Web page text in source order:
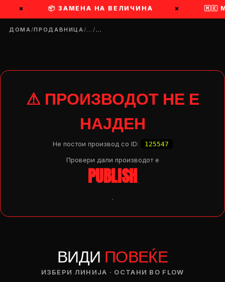
× 📦 ЗАМЕНА НА ВЕЛИЧИНА × 🇲🇰
ДОМА/ПРОДАВНИЦА/…/…
⚠ ПРОИЗВОДОТ НЕ Е
НАЈДЕН
Не постои производ со ID: 125547
Провери дали производот e
PUBLISH
.
ВИДИ ПОВЕЌЕ
ИЗБЕРИ ЛИНИЈА · ОСТАНИ ВО FLOW